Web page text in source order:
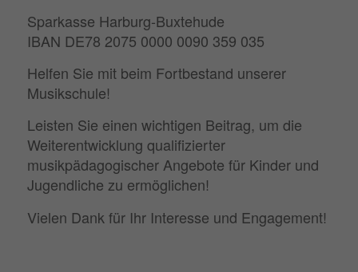
Sparkasse Harburg-Buxtehude
IBAN DE78 2075 0000 0090 359 035
Helfen Sie mit beim Fortbestand unserer
Musikschule!
Leisten Sie einen wichtigen Beitrag, um die
Weiterentwicklung qualifizierter
musikpädagogischer Angebote für Kinder und
Jugendliche zu ermöglichen!
Vielen Dank für Ihr Interesse und Engagement!